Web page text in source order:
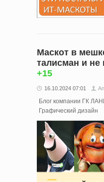
Маскот в
талисман и не
+15
16.10.2024 07:01
Блог компании ГК
Графический дизайн